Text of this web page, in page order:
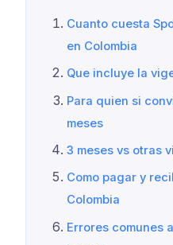
Cuanto cuesta
en Colombia
Que incluye la
Para quien si
meses
3 meses vs otras
Como pagar y
Colombia
Errores comunes